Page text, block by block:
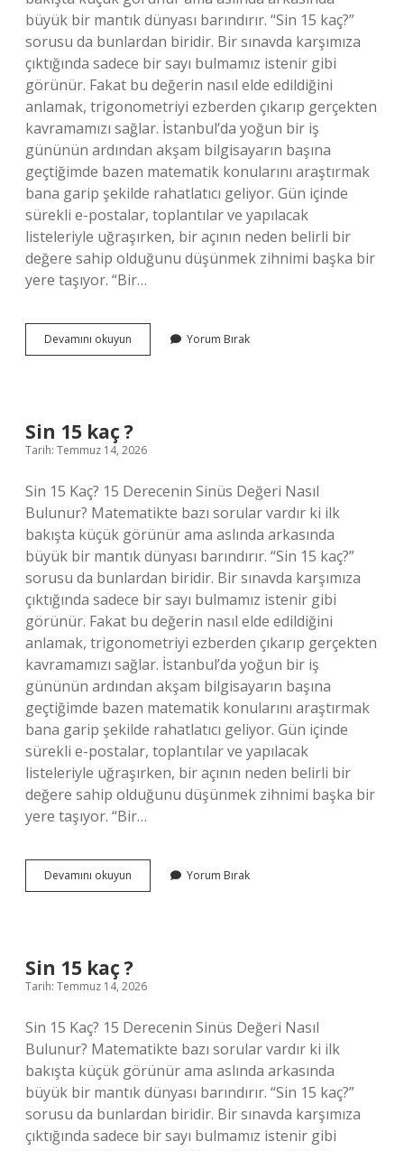
büyük bir mantık dünyası barındırır. “Sin 15 kaç?”
sorusu da bunlardan biridir. Bir sınavda karşımıza
çıktığında sadece bir sayı bulmamız istenir gibi
görünür. Fakat bu değerin nasıl elde edildiğini
anlamak, trigonometriyi ezberden çıkarıp gerçekten
kavramamızı sağlar. İstanbul’da yoğun bir iş
gününün ardından akşam bilgisayarın başına
geçtiğimde bazen matematik konularını araştırmak
bana garip şekilde rahatlatıcı geliyor. Gün içinde
sürekli e-postalar, toplantılar ve yapılacak
listeleriyle uğraşırken, bir açının neden belirli bir
değere sahip olduğunu düşünmek zihnimi başka bir
yere taşıyor. “Bir…
Devamını okuyun
15
Yorum Bırak
Sin 15 kaç ?
Tarih: Temmuz 14, 2026
Sin 15 Kaç? 15 Derecenin Sinüs Değeri Nasıl
Bulunur? Matematikte bazı sorular vardır ki ilk
bakışta küçük görünür ama aslında arkasında
büyük bir mantık dünyası barındırır. “Sin 15 kaç?”
sorusu da bunlardan biridir. Bir sınavda karşımıza
çıktığında sadece bir sayı bulmamız istenir gibi
görünür. Fakat bu değerin nasıl elde edildiğini
anlamak, trigonometriyi ezberden çıkarıp gerçekten
kavramamızı sağlar. İstanbul’da yoğun bir iş
gününün ardından akşam bilgisayarın başına
geçtiğimde bazen matematik konularını araştırmak
bana garip şekilde rahatlatıcı geliyor. Gün içinde
sürekli e-postalar, toplantılar ve yapılacak
listeleriyle uğraşırken, bir açının neden belirli bir
değere sahip olduğunu düşünmek zihnimi başka bir
yere taşıyor. “Bir…
Devamını okuyun
15
Yorum Bırak
Sin 15 kaç ?
Tarih: Temmuz 14, 2026
Sin 15 Kaç? 15 Derecenin Sinüs Değeri Nasıl
Bulunur? Matematikte bazı sorular vardır ki ilk
bakışta küçük görünür ama aslında arkasında
büyük bir mantık dünyası barındırır. “Sin 15 kaç?”
sorusu da bunlardan biridir. Bir sınavda karşımıza
çıktığında sadece bir sayı bulmamız istenir gibi